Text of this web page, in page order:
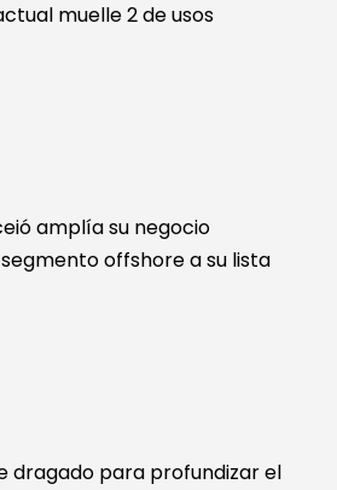
muelle 2 de usos
amplía su negocio
offshore a su lista
dragado para profundizar el